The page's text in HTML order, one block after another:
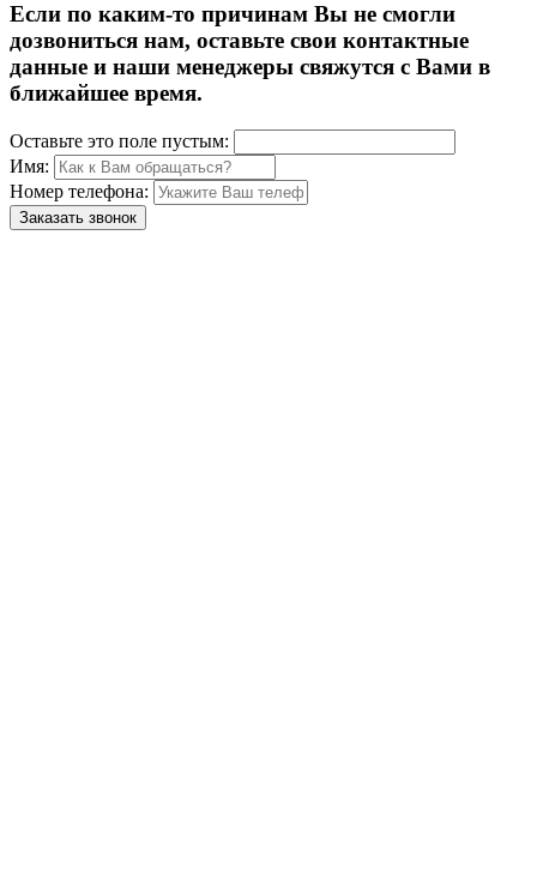
Если по каким-то причинам Вы не смогли
дозвониться нам, оставьте свои контактные
данные и наши менеджеры свяжутся с Вами в
ближайшее время.
Оставьте это поле пустым:
Имя:
Номер телефона:
Заказать звонок